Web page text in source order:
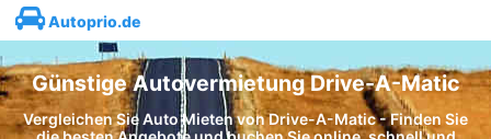
Autoprio.de
Günstige Autovermietung Drive-A-Matic
Vergleichen Sie Auto Mieten von Drive-A-Matic - Finden Sie